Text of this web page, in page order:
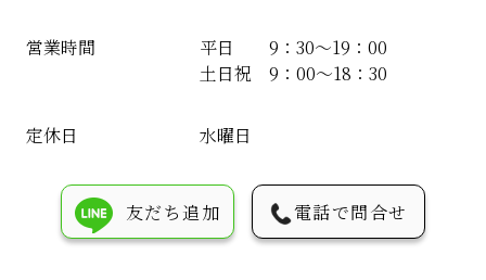
営業時間
平日 9：30〜19：00
土日祝 9：00〜18：30
定休日 水曜日
友だち追加 電話で問合せ